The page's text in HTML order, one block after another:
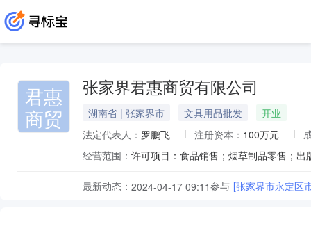
君惠
商贸
张家界君惠商贸有限公司
湖南省 | 张家界市 文具用品批发
开业
法定代表人： 罗鹏飞 注册资本： 100万元
经营范围：
最新动态： 2024-04-17 09:11参与 [张家界市永定区